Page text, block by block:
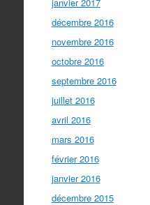
décembre 2016
novembre 2016
octobre 2016
septembre 2016
juillet 2016
avril 2016
mars 2016
février 2016
janvier 2016
décembre 2015